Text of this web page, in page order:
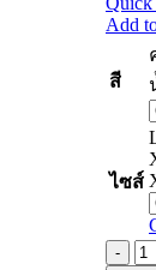
มิ
ม
Add
สี
ไซส์
ก